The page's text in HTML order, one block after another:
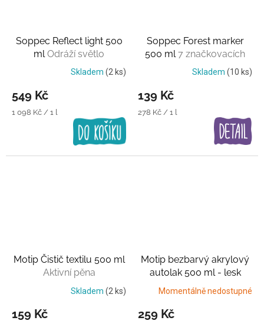
Soppec Reflect light 500
ml Odráží světlo
Skladem (2 ks)
549 Kč
Měrná
1 098 Kč / 1 l
Soppec Forest marker
500 ml 7 značkovacích
barev
Skladem (10 ks)
139 Kč
Měrná
278 Kč / 1 l
Motip Čistič textilu 500 ml
Aktivní pěna
Skladem (2 ks)
159 Kč
Motip bezbarvý akrylový
autolak 500 ml - lesk
Matný
Momentálně nedostupné
259 Kč